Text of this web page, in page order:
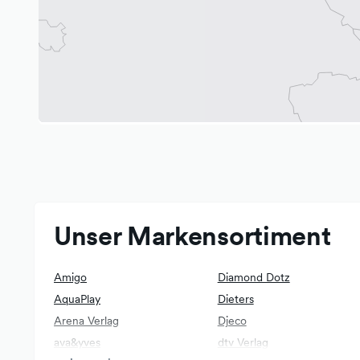
vor unserem Geschäft dürfen auch zum "Parken" von
Und weil uns die Umwelt am Herzen liegt, sind wir die
Neben unserem gut erreichbaren Ladengeschäft in
Unser Markensortiment
Amigo
AquaPlay
Arena Verlag
ava&yves
Diamond Dotz
Dieters
Djeco
dtv Verlag